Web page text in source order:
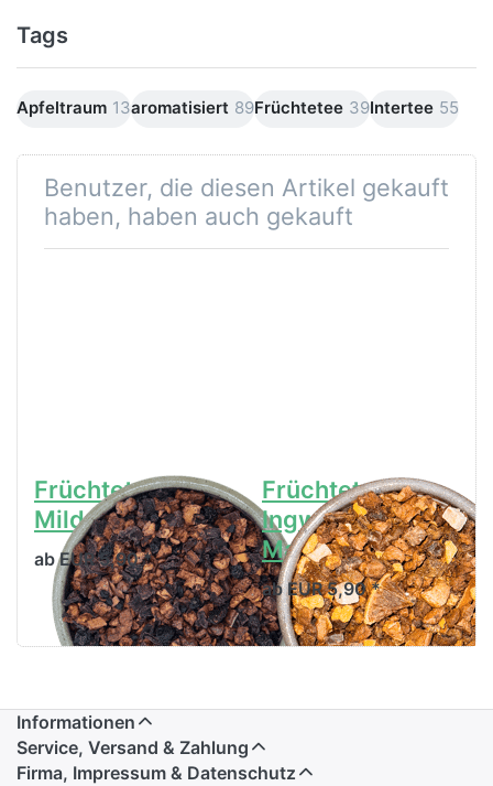
Tags
Apfeltraum 13aromatisiert 89Früchtetee 39Intertee 55
Benutzer, die diesen Artikel gekauft
haben, haben auch gekauft
Früchtetee
Milde Johanna
ab EUR 5,90 *
Früchtetee
Ingwer Fresh
Mandarine
ab EUR 5,90 *
Informationen
Service, Versand & Zahlung
Firma, Impressum & Datenschutz